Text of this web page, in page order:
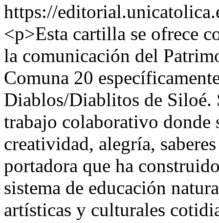
https://
<p>Esta cartilla se ofrece
la comunicación del
Comuna 20
Diablos/Diablitos de Siloé.
trabajo colaborativo donde
creatividad, alegría,
portadora que ha
sistema de educación
artísticas y culturales